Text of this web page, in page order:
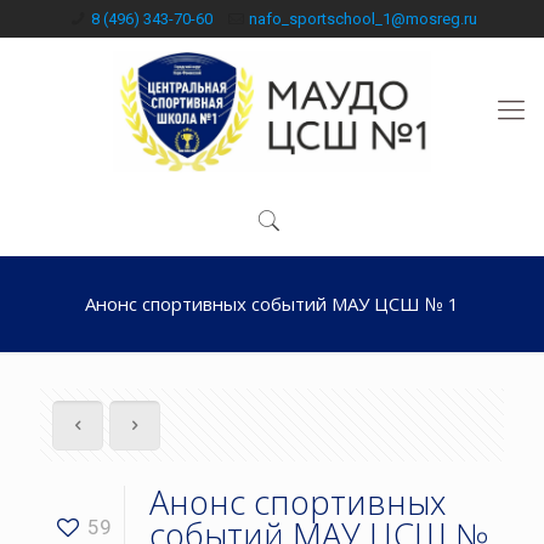
8 (496) 343-70-60 nafo_sportschool_1@mosreg.ru
Анонс спортивных событий МАУ ЦСШ № 1
59
Анонс спортивных
событий МАУ ЦСШ №